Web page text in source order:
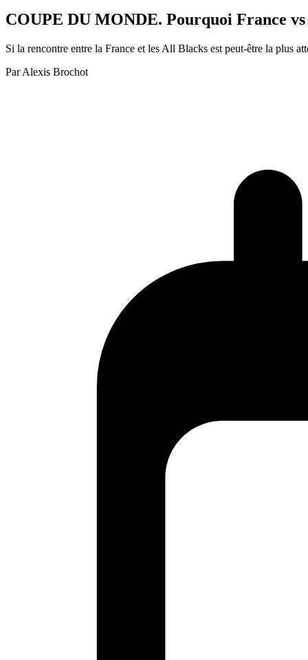
COUPE DU MONDE. Pourquoi France
Si la rencontre entre la France et les All Blacks est peut-être la plus
Par Alexis Brochot